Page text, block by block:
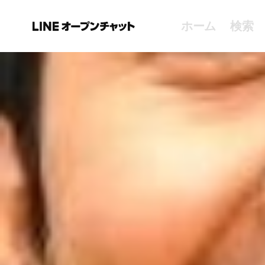
ホーム 検索